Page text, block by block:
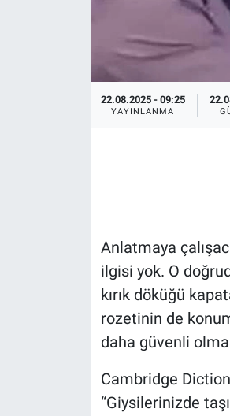
22.08.2025 - 09:25
YAYINLANMA
Anlatmaya
ilgisi yok. O
kırık döküğü
rozetinin de
daha güvenli
Cambridge
“Giysilerinizde
Gün Bitiyor
Koronavirüs
Kültür Sanat